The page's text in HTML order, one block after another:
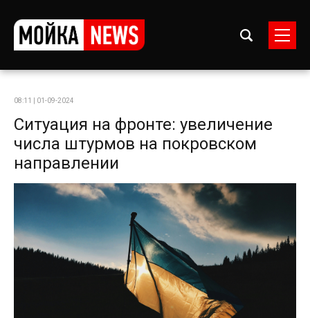
08:11 | 01-09-2024
Ситуация на фронте: увеличение
числа штурмов на покровском
направлении